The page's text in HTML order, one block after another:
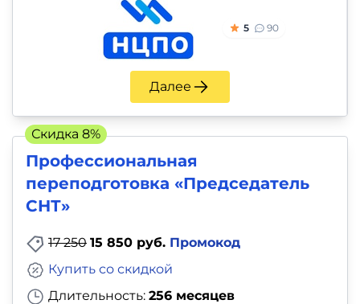
5 90
Далее
Профессиональная
переподготовка «Председатель
СНТ»
17 250 15 850 руб. Промокод
Длительность: 256 месяцев
Купить со скидкой
Скидка 8%